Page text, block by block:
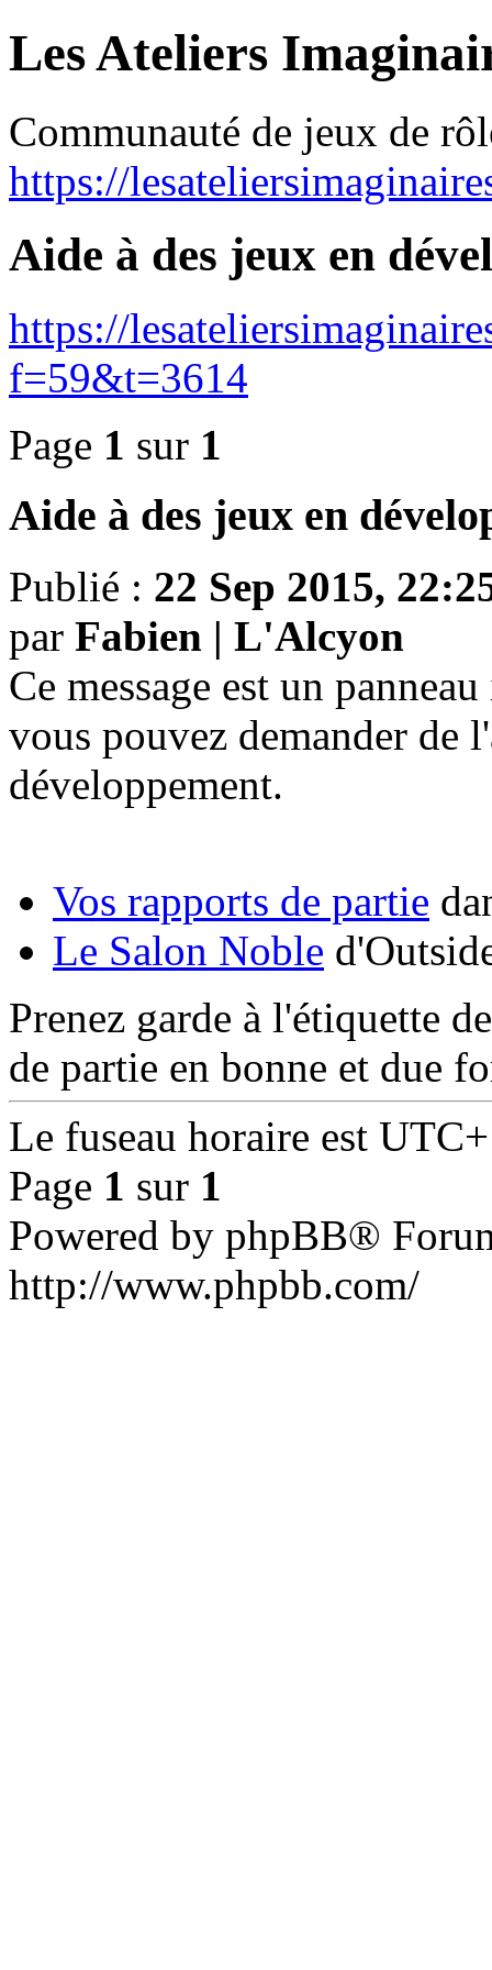
Les Ateliers
Communauté de jeux de
https://
Aide à des jeux en
https://
f=59&t=3614
Page 1 sur 1
Aide à des jeux en
Publié : 22 Sep 2015,
par Fabien | L'Alcyon
Ce message est un
vous pouvez demander de
développement.
Vos rapports de partie
Le Salon Noble
Prenez garde à l'étiquette
de partie en bonne et due
Le fuseau horaire est
Page 1 sur 1
Powered by phpBB®
http://www.phpbb.com/